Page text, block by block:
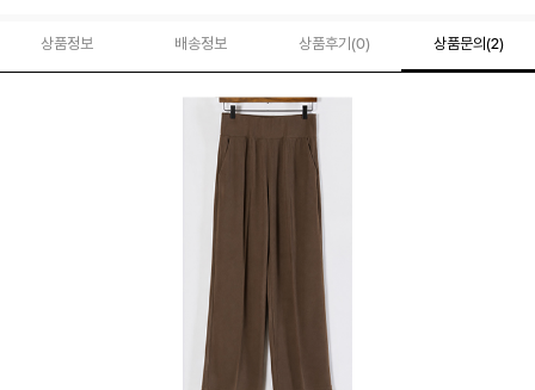
상품정보 배송정보 상품후기(0) 상품문의 (2)